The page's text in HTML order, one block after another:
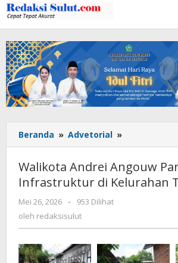
Lewati
ke
konten
Beranda » Advetorial »
Andrei
Pantau
Infrastruktur
Walikota Andrei Angouw
Infrastruktur di Kelurahan
Mei 26, 2026
oleh
redaksisulut
-
953 Dilihat
oleh redaksisulut